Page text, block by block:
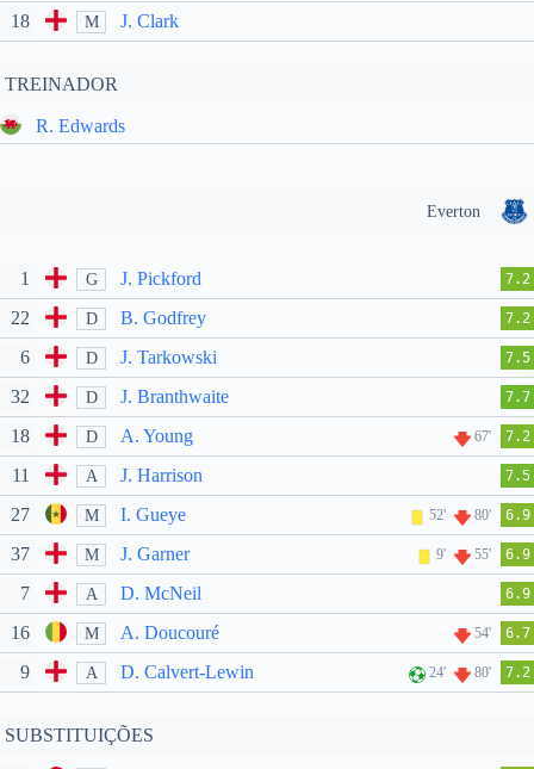
18
M J. Clark
TREINADOR
R. Edwards
Everton
1 G J. Pickford 7.2
22 D B. Godfrey 7.2
6 D J. Tarkowski 7.5
32 D J. Branthwaite 7.7
18 D A. Young 67' 7.2
11 A J. Harrison 7.5
27 M I. Gueye 52' 80' 6.9
37 M J. Garner 9' 55' 6.9
7 A D. McNeil 6.9
16 M A. Doucouré 54' 6.7
9 A D. Calvert-Lewin 24' 80' 7.2
SUBSTITUIÇÕES